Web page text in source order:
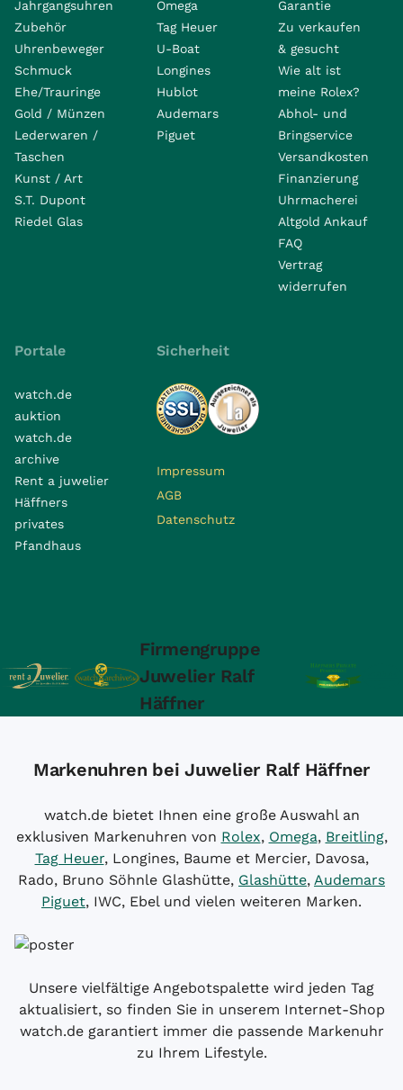
Jahrgangsuhren
Zubehör
Uhrenbeweger
Schmuck
Ehe/Trauringe
Gold / Münzen
Lederwaren /
Taschen
Kunst / Art
S.T. Dupont
Riedel Glas
Omega
Tag Heuer
U-Boat
Longines
Hublot
Audemars
Piguet
Garantie
Zu verkaufen
& gesucht
Wie alt ist
meine Rolex?
Abhol- und
Bringservice
Versandkosten
Finanzierung
Uhrmacherei
Altgold Ankauf
FAQ
Vertrag
widerrufen
Portale
watch.de
auktion
watch.de
archive
Rent a juwelier
Häffners
privates
Pfandhaus
Sicherheit
Impressum
AGB
Datenschutz
Firmengruppe
Juwelier Ralf
Häffner
Markenuhren bei Juwelier Ralf Häffner
watch.de bietet Ihnen eine große Auswahl an
exklusiven Markenuhren von Rolex, Omega, Breitling,
Tag Heuer, Longines, Baume et Mercier, Davosa,
Rado, Bruno Söhnle Glashütte, Glashütte, Audemars
Piguet, IWC, Ebel und vielen weiteren Marken.
Unsere vielfältige Angebotspalette wird jeden Tag
aktualisiert, so finden Sie in unserem Internet-Shop
watch.de garantiert immer die passende Markenuhr
zu Ihrem Lifestyle.